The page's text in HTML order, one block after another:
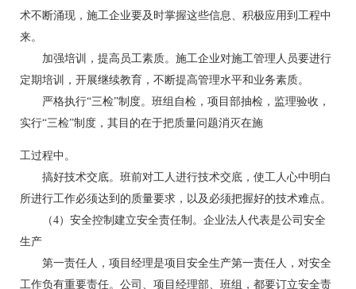
术不断涌现，施工企业要及时掌握这些信息、积极应用到工程中
来。
加强培训，提高员工素质。施工企业对施工管理人员要进行
定期培训，开展继续教育，不断提高管理水平和业务素质。
严格执行“三检”制度。班组自检，项目部抽检，监理验收，
实行“三检”制度，其目的在于把质量问题消灭在施
工过程中。
搞好技术交底。班前对工人进行技术交底，使工人心中明白
所进行工作必须达到的质量要求，以及必须把握好的技术难点。
（4）安全控制建立安全责任制。企业法人代表是公司安全
生产
第一责任人，项目经理是项目安全生产第一责任人，对安全
工作负有重要责任。公司、项目经理部、班组，都要订立安全责